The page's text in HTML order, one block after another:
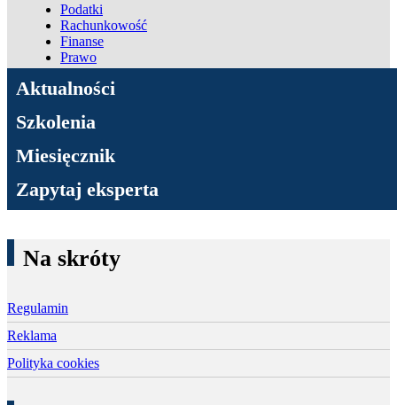
Podatki
Rachunkowość
Finanse
Prawo
ADN Podatki
Aktualności
Szkolenia
Miesięcznik
Zapytaj eksperta
Na skróty
Regulamin
Reklama
Polityka cookies